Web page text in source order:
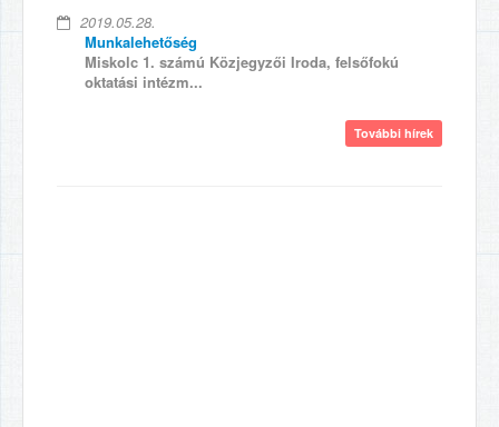
2019.05.28.
Munkalehetőség
Miskolc 1. számú Közjegyzői Iroda, felsőfokú
oktatási intézm...
További hírek